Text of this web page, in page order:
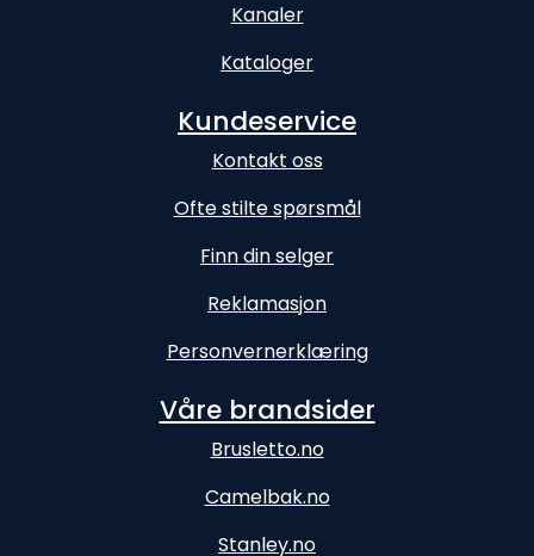
Kanaler
Kataloger
Kundeservice
Kontakt oss
Ofte stilte spørsmål
Finn din selger
Reklamasjon
Personvernerklæring
Våre brandsider
Brusletto.no
Camelbak.no
Stanley.no